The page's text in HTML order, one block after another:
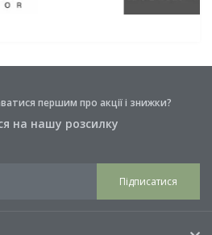
першим про акції і знижки?
на нашу розсилку
Підписатися